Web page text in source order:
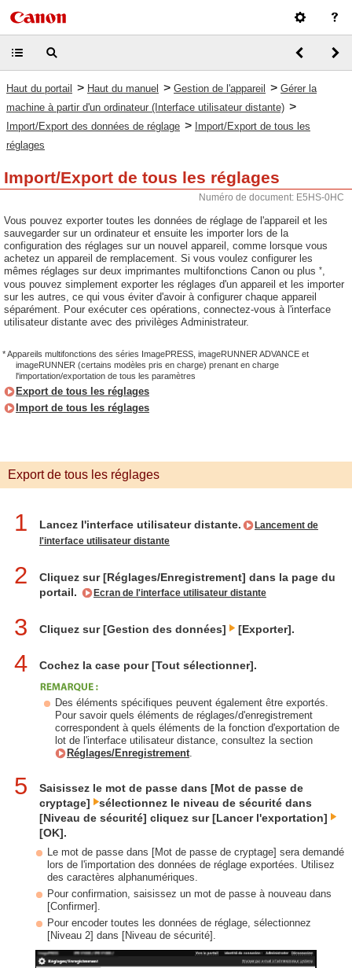
Haut du portail > Haut du manuel > Gestion de l'appareil > Gérer la
machine à partir d'un ordinateur (Interface utilisateur distante) >
Import/Export des données de réglage > Import/Export de tous les
réglages
Import/Export de tous les réglages
Numéro de document: E5HS-0HC
Vous pouvez exporter toutes les données de réglage de l'appareil et les
sauvegarder sur un ordinateur et ensuite les importer lors de la
configuration des réglages sur un nouvel appareil, comme lorsque vous
achetez un appareil de remplacement. Si vous voulez configurer les
mêmes réglages sur deux imprimantes multifonctions Canon ou plus *,
vous pouvez simplement exporter les réglages d'un appareil et les importer
sur les autres, ce qui vous éviter d'avoir à configurer chaque appareil
séparément. Pour exécuter ces opérations, connectez-vous à l'interface
utilisateur distante avec des privilèges Administrateur.
* Appareils multifonctions des séries ImagePRESS, imageRUNNER ADVANCE et
imageRUNNER (certains modèles pris en charge) prenant en charge
l'importation/exportation de tous les paramètres
Export de tous les réglages
Import de tous les réglages
Export de tous les réglages
1 Lancez l'interface utilisateur distante.
Lancement de
l'interface utilisateur distante
2
Cliquez sur [Réglages/Enregistrement] dans la page du
portail.
Ecran de l'interface utilisateur distante
3 Cliquez sur [Gestion des données] [Exporter].
4 Cochez la case pour [Tout sélectionner].
Des éléments spécifiques peuvent également être exportés.
Pour savoir quels éléments de réglages/d'enregistrement
correspondent à quels éléments de la fonction d'exportation de
lot de l'interface utilisateur distance, consultez la section
Réglages/Enregistrement.
5
Saisissez le mot de passe dans [Mot de passe de
cryptage]
sélectionnez le niveau de sécurité dans
[Niveau de sécurité] cliquez sur [Lancer l'exportation]
[OK].
Le mot de passe dans [Mot de passe de cryptage] sera demandé
lors de l'importation des données de réglage exportées. Utilisez
des caractères alphanumériques.
Pour confirmation, saisissez un mot de passe à nouveau dans
[Confirmer].
Pour encoder toutes les données de réglage, sélectionnez
[Niveau 2] dans [Niveau de sécurité].